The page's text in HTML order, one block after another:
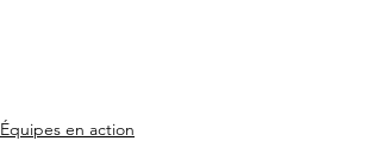
Équipes en action